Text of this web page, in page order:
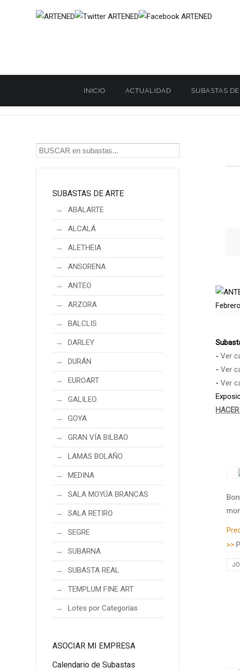
INICIO ACTUALIDAD SUBASTAS
- Ver
- Ver
- Ver
>>
SUBASTAS DE ARTE
ABALARTE
ALCALÁ
ALETHEIA
ANSORENA
ANTEO
ARZORA
BALCLIS
DARLEY
DURÁN
EUROART
GALILEO
GOYA
GRAN VÍA BILBAO
LAMAS BOLAÑO
MEDINA
SALA MOYÚA BRANCAS
SALA RETIRO
SEGRE
SUBARNA
SUBASTA REAL
TEMPLUM FINE ART
Lotes por Categorías
ASOCIAR MI EMPRESA
Calendario de Subastas